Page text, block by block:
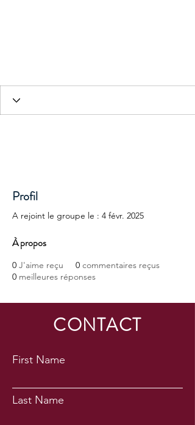
Profil
A rejoint le groupe le : 4 févr. 2025
À propos
0 J'aime reçu 0 commentaires reçus
0 meilleures réponses
CONTACT
First Name
Last Name